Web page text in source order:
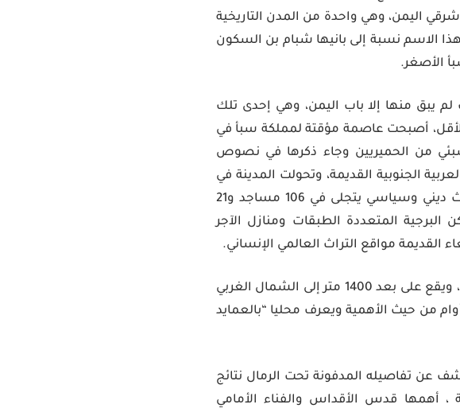
اليمن، وهي واحدة من المدن التاريخية
الاسم نسبة إلى بانيها شبام بن السكون
الأصغر.
يبق منها إلا باب اليمن، وهي إحدى تلك
أصبحت عاصمة مؤقتة لمملكة سبأ في
من الحميريين وجاء ذكرها في نصوص
الجنوبية القديمة، وتحولت المدينة في
القرنين السابع والثامن إلى مركز هام لنشر الإسلام، فحافظت على تراث ديني وسياسي يتجلى في 106 مساجد و21
البرجية المتعددة الطبقات ومنازل الآجر
هو معبد بران يعد الموقع الأثري الأشهر بين آثار اليمن ، ويقع على بعد 1400 متر إلى الشمال الغربي
من حيث الأهمية ويعرف محليا “بالعمايد
، إلى أن كشف عن تفاصيله المدفونة تحت الرمال نتائج
، أهمها قدس الأقداس والفناء الأمامي